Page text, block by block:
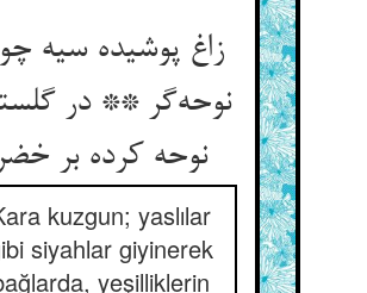
زاغ پوشیده سیه
نوحه‌‌گر ** در
نوحه کرده بر خضر
kuzgun; yaslılar
siyahlar giyinerek
yeşilliklerin